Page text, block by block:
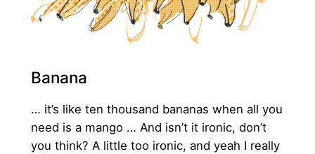
Banana
… it’s like ten thousand bananas when all you
need is a mango … And isn’t it ironic, don’t
you think? A little too ironic, and yeah I really